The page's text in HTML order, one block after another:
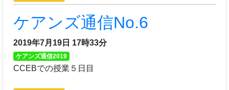
ケアンズ通信No.6
2019年7月19日 17時33分
ケアンズ通信2019
CCEBでの授業５日目